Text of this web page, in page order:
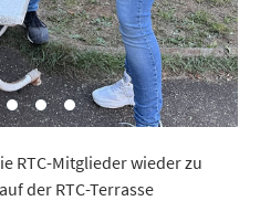
RTC-Mitglieder wieder zu
der RTC-Terrasse